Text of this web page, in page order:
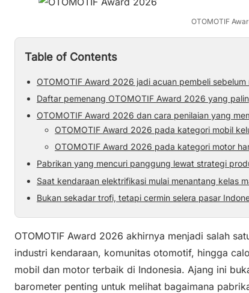
OTOMOTIF
Table of Contents
OTOMOTIF Award 2026 jadi acuan pembeli sebelum
Daftar pemenang OTOMOTIF Award 2026 yang
OTOMOTIF Award 2026 dan cara penilaian yang
OTOMOTIF Award 2026 pada kategori mobil
OTOMOTIF Award 2026 pada kategori motor
Pabrikan yang mencuri panggung lewat strategi
Saat kendaraan elektrifikasi mulai menantang kelas
Bukan sekadar trofi, tetapi cermin selera pasar
OTOMOTIF Award 2026 akhirnya menjadi salah
industri kendaraan, komunitas otomotif, hingga
mobil dan motor terbaik di Indonesia. Ajang ini
barometer penting untuk melihat bagaimana